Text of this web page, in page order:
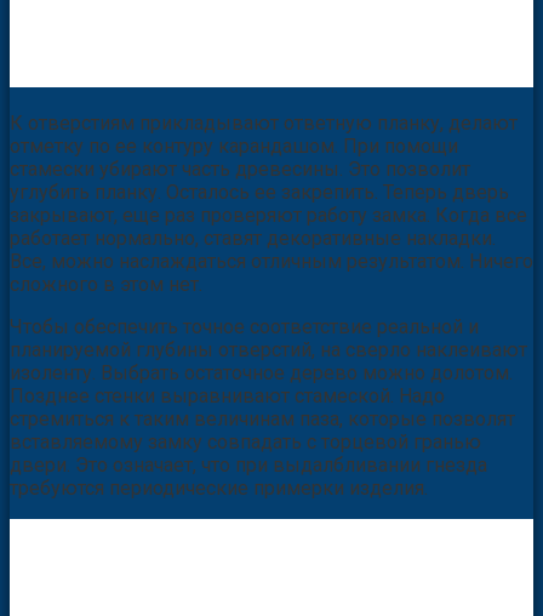
К отверстиям прикладывают ответную планку, делают
отметку по ее контуру карандашом. При помощи
стамески убирают часть древесины. Это позволит
углубить планку. Осталось ее закрепить. Теперь дверь
закрывают, еще раз проверяют работу замка. Когда все
работает нормально, ставят декоративные накладки.
Все, можно наслаждаться отличным результатом. Ничего
сложного в этом нет.
Чтобы обеспечить точное соответствие реальной и
планируемой глубины отверстий, на сверло наклеивают
изоленту. Выбрать остаточное дерево можно долотом.
Позднее стенки выравнивают стамеской. Надо
стремиться к таким величинам паза, которые позволят
вставляемому замку совпадать с торцевой гранью
двери. Это означает, что при выдалбливании гнезда
требуются периодические примерки изделия.